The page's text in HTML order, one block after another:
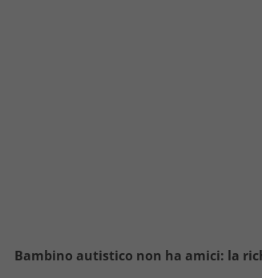
Bambino autistico non ha amici: la